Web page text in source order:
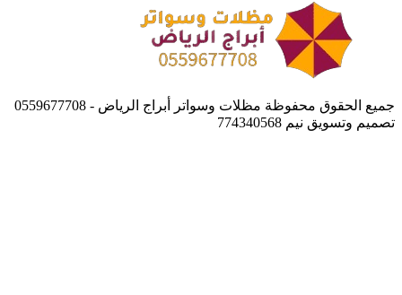
جميع الحقوق محفوظة مظلات وسواتر أبراج الرياض - 0559677708
تصميم وتسويق نيم 774340568